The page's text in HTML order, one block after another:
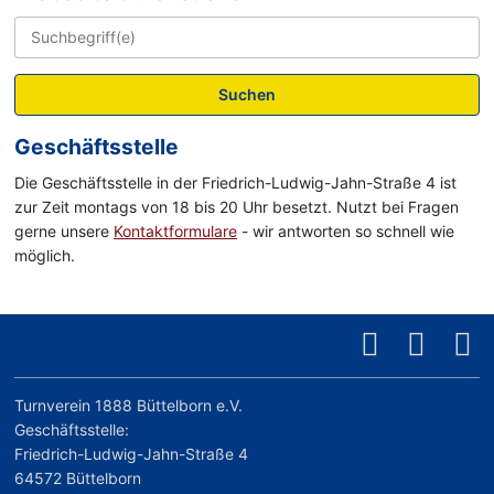
Suchen
Geschäftsstelle
Die Geschäftsstelle in der Friedrich-Ludwig-Jahn-Straße 4 ist
zur Zeit montags von 18 bis 20 Uhr besetzt. Nutzt bei Fragen
gerne unsere Kontaktformulare - wir antworten so schnell wie
möglich.
Turnverein 1888 Büttelborn e.V.
Geschäftsstelle:
Friedrich-Ludwig-Jahn-Straße 4
64572 Büttelborn